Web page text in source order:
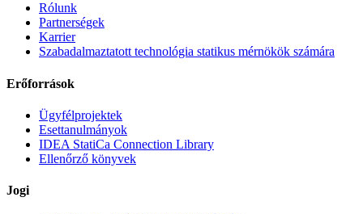
Rólunk
Partnerségek
Karrier
Szabadalmaztatott technológia statikus mérnökök számára
Erőforrások
Ügyfélprojektek
Esettanulmányok
IDEA StatiCa Connection Library
Ellenőrző könyvek
Jogi